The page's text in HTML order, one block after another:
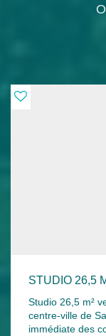
Studio 26,5 m²
centre-ville de
immédiate des